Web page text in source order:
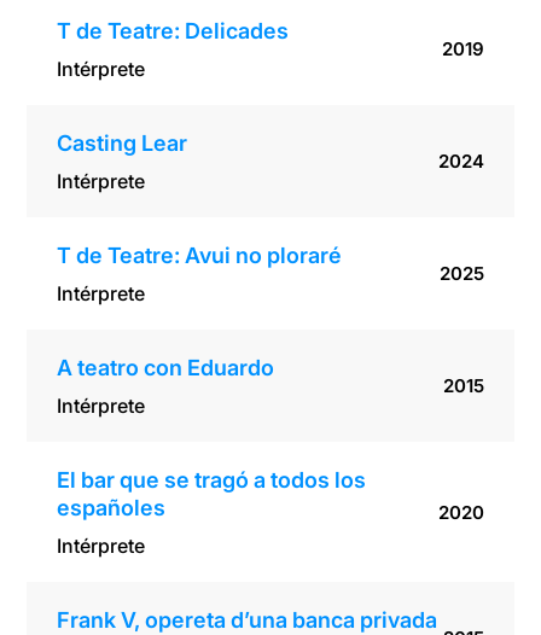
T de Teatre: Delicades
Intérprete
2019
Casting Lear
Intérprete
2024
T de Teatre: Avui no ploraré
Intérprete
2025
A teatro con Eduardo
Intérprete
2015
El bar que se tragó a todos los
españoles
Intérprete
2020
Frank V, opereta d’una banca privada